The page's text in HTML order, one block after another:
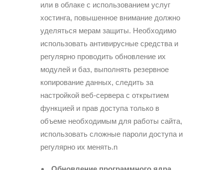
или в облаке с использованием услуг
хостинга, повышенное внимание должно
уделяться мерам защиты. Необходимо
использовать антивирусные средства и
регулярно проводить обновление их
модулей и баз, выполнять резервное
копирование данных, следить за
настройкой веб-сервера с открытием
функцией и прав доступа только в
объеме необходимым для работы сайта,
использовать сложные пароли доступа и
регулярно их менять.n